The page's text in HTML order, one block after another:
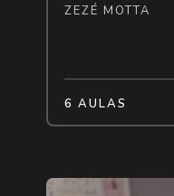
ZEZÉ MOTTA
6 AULAS